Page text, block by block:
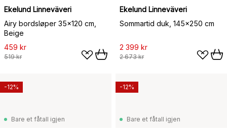
Ekelund Linneväveri
Airy bordsløper 35x120 cm,
Beige
459 kr
519 kr
Ekelund Linneväveri
Sommartid duk, 145x250 cm
2 399 kr
2 673 kr
Bare et fåtall igjen
-12%
Bare et fåtall igjen
-12%